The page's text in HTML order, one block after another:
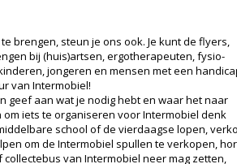
brengen, steun je ons ook. Je kunt de flyers,
bij (huis)artsen, ergotherapeuten, fysio-
jongeren en mensen met een
van Intermobiel!
geef aan wat je nodig hebt en waar het naar
iets te organiseren voor Intermobiel denk
school of de vierdaagse lopen,
om de Intermobiel spullen te verkopen,
van Intermobiel neer mag zetten,